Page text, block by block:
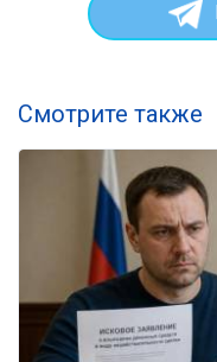
Смотрите также